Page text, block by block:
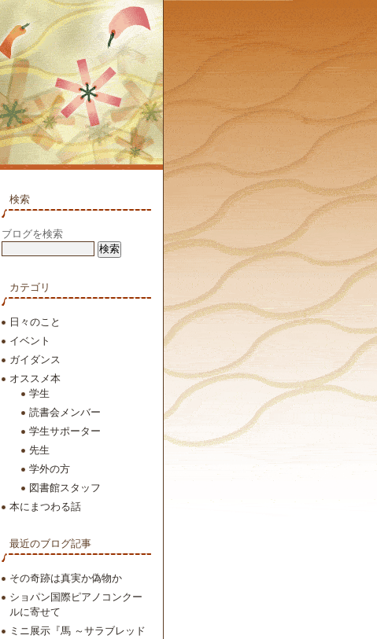
検索
ブログを検索
カテゴリ
日々のこと
イベント
ガイダンス
オススメ本
学生
読書会メンバー
学生サポーター
先生
学外の方
図書館スタッフ
本にまつわる話
最近のブログ記事
その奇跡は真実か偽物か
ショパン国際ピアノコンクー
ルに寄せて
ミニ展示『馬 ～サラブレッド